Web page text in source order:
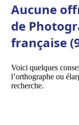
Aucune
de
française
Voici quelques
l’orthographe ou
recherche.